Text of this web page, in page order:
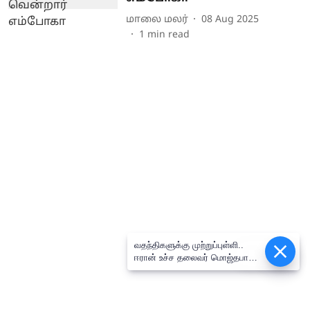
மாலை மலர்
08 Aug 2025
1 min read
Epaper
வதந்திகளுக்கு முற்றுப்புள்ளி..
ஈரான் உச்ச தலைவர் மொஜ்தபா
காமேனியின் வீடியோ வெளியீடு!